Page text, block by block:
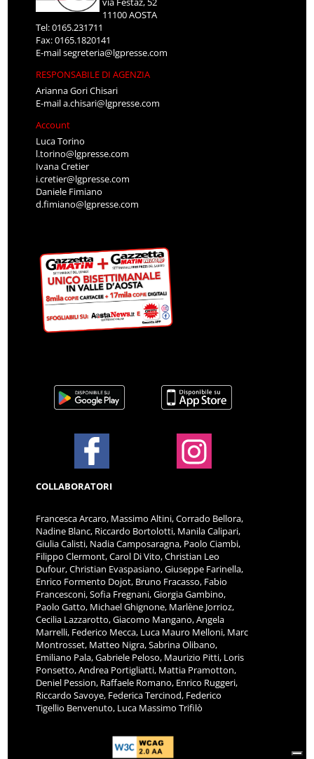
11100 AOSTA
Tel: 0165.231711
Fax: 0165.1820141
E-mailsegreteria@lgpresse.com
RESPONSABILE DI AGENZIA
Arianna Gori Chisari
E-maila.chisari@lgpresse.com
Account
Luca Torino
l.torino@lgpresse.com
Ivana Cretier
i.cretier@lgpresse.com
Daniele Fimiano
d.fimiano@lgpresse.com
COLLABORATORI
Francesca Arcaro, Massimo Altini, Corrado Bellora,
Nadine Blanc, Riccardo Bortolotti, Manila Calipari,
Giulia Calisti, Nadia Camposaragna, Paolo Ciambi,
Filippo Clermont, Carol Di Vito, Christian Leo
Dufour, Christian Evaspasiano, Giuseppe Farinella,
Enrico Formento Dojot, Bruno Fracasso, Fabio
Francesconi, Sofia Fregnani, Giorgia Gambino,
Paolo Gatto, Michael Ghignone, Marlène Jorrioz,
Cecilia Lazzarotto, Giacomo Mangano, Angela
Marrelli, Federico Mecca, Luca Mauro Melloni, Marc
Montrosset, Matteo Nigra, Sabrina Olibano,
Emiliano Pala, Gabriele Peloso, Maurizio Pitti, Loris
Ponsetto, Andrea Portigliatti, Mattia Pramotton,
Deniel Pession, Raffaele Romano, Enrico Ruggeri,
Riccardo Savoye, Federica Tercinod, Federico
Tigellio Benvenuto, Luca Massimo Trifilò